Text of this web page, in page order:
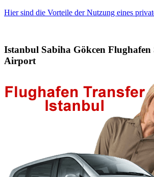
Hier sind die Vorteile der Nutzung eines
Istanbul Sabiha Gökcen Flughafen
Airport